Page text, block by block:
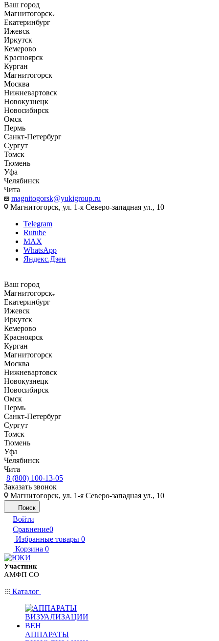
Ваш город
Магнитогорск
Екатеринбург
Ижевск
Иркутск
Кемерово
Красноярск
Курган
Магнитогорск
Москва
Нижневартовск
Новокузнецк
Новосибирск
Омск
Пермь
Санкт-Петербург
Сургут
Томск
Тюмень
Уфа
Челябинск
Чита
magnitogorsk@yukigroup.ru
Магнитогорск, ул. 1-я Северо-западная ул., 10
Telegram
Rutube
MAX
WhatsApp
Яндекс.Дзен
Ваш город
Магнитогорск
Екатеринбург
Ижевск
Иркутск
Кемерово
Красноярск
Курган
Магнитогорск
Москва
Нижневартовск
Новокузнецк
Новосибирск
Омск
Пермь
Санкт-Петербург
Сургут
Томск
Тюмень
Уфа
Челябинск
Чита
8 (800) 100-13-05
Заказать звонок
Магнитогорск, ул. 1-я Северо-западная ул., 10
Поиск
Войти
Сравнение0
Избранные товары 0
Корзина 0
Участник
АМФП СО
Каталог
АППАРАТЫ